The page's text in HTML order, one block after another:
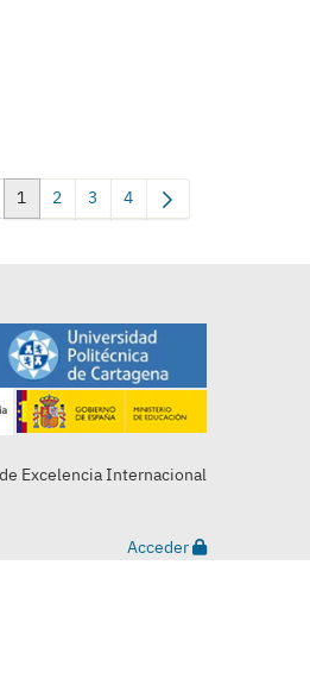
Page
1 Page
2 Page
3 Page
4
Excelencia Internacional
Acceder